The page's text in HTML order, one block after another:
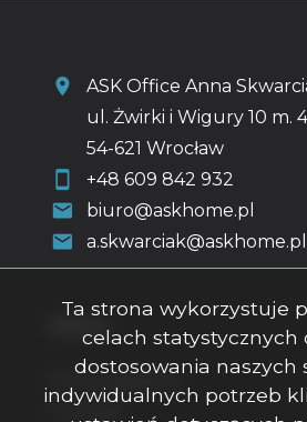
ASK Office Anna
ul. Żwirki i Wigury 10 m. 4
54-621 Wrocław
+48 609 842 932
biuro@askhome.pl
a.skwarciak@askhome.pl
Strona główna
O firmie
Ta strona wykorzystuje
celach statystycznych
dostosowania naszych
indywidualnych potrzeb